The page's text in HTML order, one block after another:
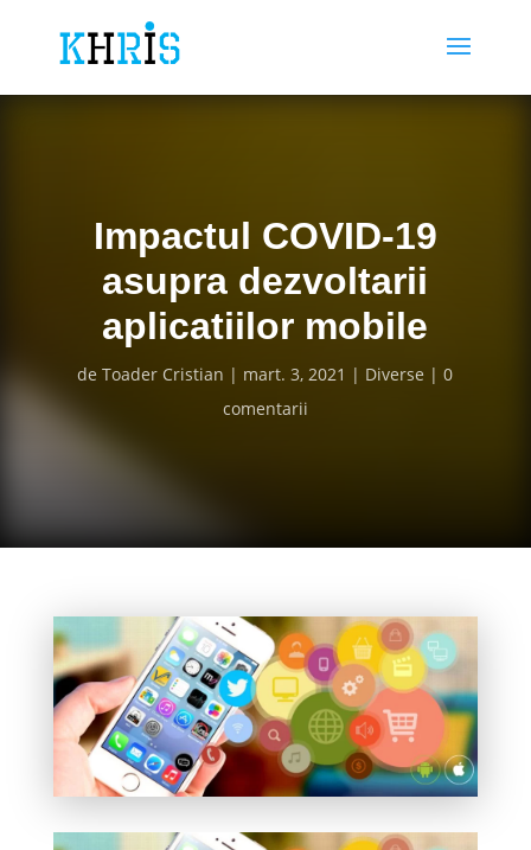
Impactul COVID-19
asupra dezvoltarii
aplicatiilor mobile
deToader Cristian mart. 3, 2021 Diverse
0
comentarii